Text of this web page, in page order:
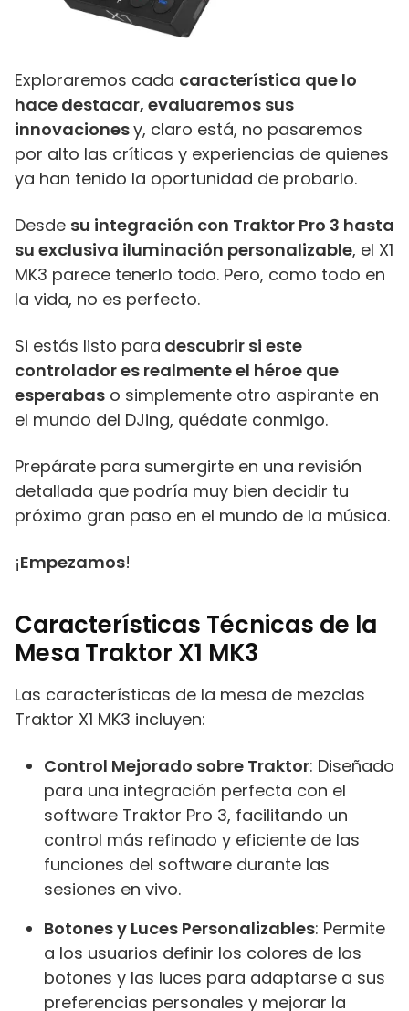
Exploraremos cada característica que lo
hace destacar, evaluaremos sus
innovacionesy, claro está, no pasaremos
por alto las críticas y experiencias de quienes
ya han tenido la oportunidad de probarlo.
Desde su integración con Traktor Pro 3 hasta
su exclusiva iluminación personalizable, el X1
MK3 parece tenerlo todo. Pero, como todo en
la vida, no es perfecto.
Si estás listo para descubrir si este
controlador es realmente el héroe que
esperabas o simplemente otro aspirante en
el mundo del DJing, quédate conmigo.
Prepárate para sumergirte en una revisión
detallada que podría muy bien decidir tu
próximo gran paso en el mundo de la música.
¡Empezamos!
Características Técnicas de la
Mesa Traktor X1 MK3
Las características de la mesa de mezclas
Traktor X1 MK3 incluyen:
Control Mejorado sobre Traktor: Diseñado
para una integración perfecta con el
software Traktor Pro 3, facilitando un
control más refinado y eficiente de las
funciones del software durante las
sesiones en vivo.
Botones y Luces Personalizables: Permite
a los usuarios definir los colores de los
botones y las luces para adaptarse a sus
preferencias personales y mejorar la